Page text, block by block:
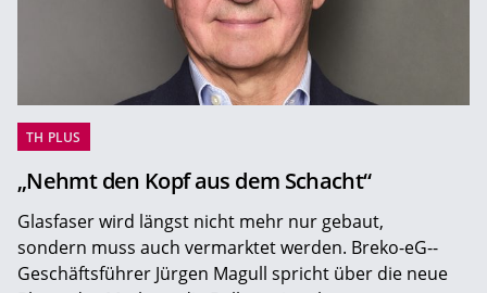
TH PLUS
„Nehmt den Kopf aus dem Schacht“
Glasfaser wird längst nicht mehr nur gebaut,
sondern muss auch vermarktet werden. Breko-eG-­
Geschäftsführer Jürgen Magull spricht über die neue